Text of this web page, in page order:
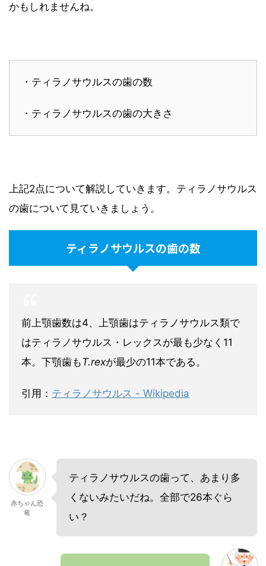
かもしれませんね。
・ティラノサウルスの歯の数
・ティラノサウルスの歯の大きさ
上記2点について解説していきます。ティラノサウルス
の歯について見ていきましょう。
ティラノサウルスの歯の数
前上顎歯数は4、上顎歯はティラノサウルス類で
はティラノサウルス・レックスが最も少なく11
本。下顎歯も T.rexが最少の11本である。
引用： ティラノサウルス - Wikipedia
赤ちゃん恐
竜
ティラノサウルスの歯って、あまり多
くないみたいだね。全部で26本ぐら
い？